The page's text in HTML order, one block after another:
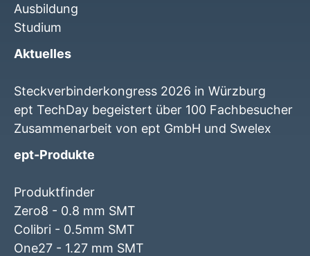
Ausbildung
Studium
Aktuelles
Steckverbinderkongress 2026 in Würzburg
ept TechDay begeistert über 100 Fachbesucher
Zusammenarbeit von ept GmbH und Swelex
ept-Produkte
Produktfinder
Zero8 - 0.8 mm SMT
Colibri - 0.5mm SMT
One27 - 1.27 mm SMT